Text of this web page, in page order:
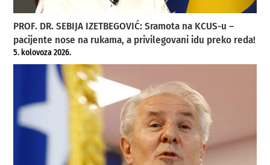
PROF. DR. SEBIJA IZETBEGOVIĆ: Sramota na KCUS-u –
pacijente nose na rukama, a privilegovani idu preko reda!
5. kolovoza 2026.